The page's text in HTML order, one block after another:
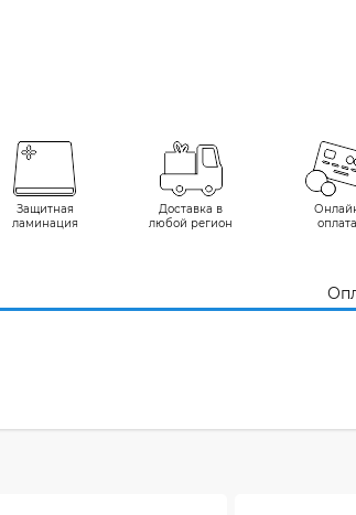
Защитная
ламинация
Доставка в
любой регион
оплата